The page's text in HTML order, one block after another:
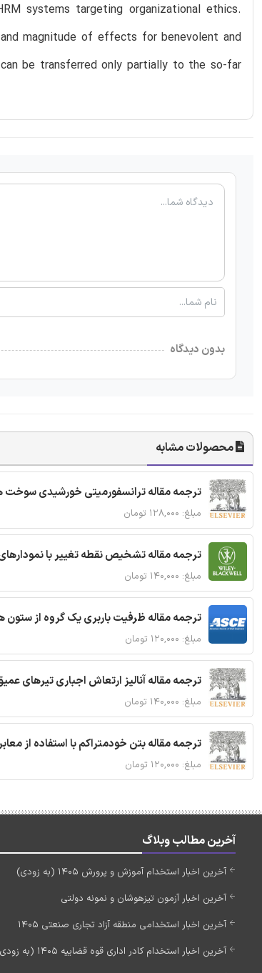
systems targeting organizational ethics.
magnitude of effects for benevolent and
be transferred only partially to the so-far
بدون دیدگاه
محصولات مشابه
ترجمه مقاله ترانسفورمیتی خورشیدی سوخت
مبلغ: ۱۲۸,۰۰۰ تومان
ترجمه مقاله تشخیص نقطه تغییر با
مبلغ: ۱۴۰,۰۰۰ تومان
ترجمه مقاله ظرفیت باربری یک گروه از
مبلغ: ۱۲۰,۰۰۰ تومان
ترجمه مقاله آنالیز ارتعاش اجباری تیرهای
مبلغ: ۱۴۰,۰۰۰ تومان
ترجمه مقاله بتن خودمتراکم با استفاده از
مبلغ: ۱۲۰,۰۰۰ تومان
آخرین مطالب وبلاگ
آخرین اخبار استخدام آموزش و پرورش 1405 (به زودی)
آخرین اخبار آزمون تیزهوشان و نمونه دولتی
آخرین اخبار استخدامی منطقه آزاد تجاری صنعتی 1405
آخرین اخبار استخدام کادر اداری قوه قضاییه 1405 (به زودی)